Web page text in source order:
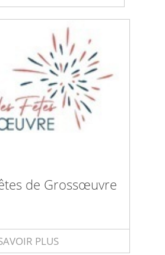
de Grossœuvre
PLUS